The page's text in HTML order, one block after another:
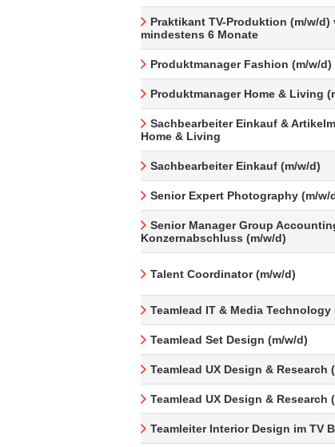
Praktikant TV-Produktion (m/w/d)
mindestens 6 Monate
Produktmanager Fashion (m/w/d)
Produktmanager Home & Living
Sachbearbeiter Einkauf &
Home & Living
Sachbearbeiter Einkauf (m/w/d)
Senior Expert Photography (m/w/
Senior Manager Group
Konzernabschluss (m/w/d)
Talent Coordinator (m/w/d)
Teamlead IT & Media Technology
Teamlead Set Design (m/w/d)
Teamlead UX Design & Research
Teamlead UX Design & Research
Teamleiter Interior Design im TV